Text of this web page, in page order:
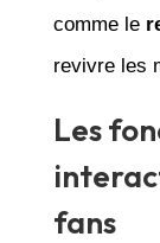
comme le
revivre les
Les
fans